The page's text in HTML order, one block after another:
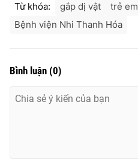
Từ khóa: gắp dị vật
trẻ em
Bệnh viện Nhi Thanh Hóa
Bình luận (0)